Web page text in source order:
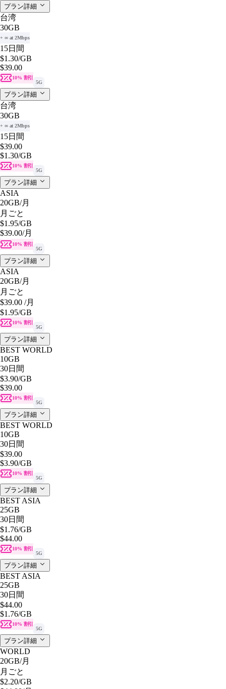
プラン詳細
台湾
30GB
+ ∞ at 2Mbps
15日間
$1.30/GB
$39.00
10% 割引
5G
プラン詳細
台湾
30GB
+ ∞ at 2Mbps
15日間
$39.00
$1.30/GB
10% 割引
5G
プラン詳細
ASIA
20GB/月
月ごと
$1.95/GB
$39.00/月
10% 割引
5G
プラン詳細
ASIA
20GB/月
月ごと
$39.00 /月
$1.95/GB
10% 割引
5G
プラン詳細
BEST WORLD
10GB
30日間
$3.90/GB
$39.00
10% 割引
5G
プラン詳細
BEST WORLD
10GB
30日間
$39.00
$3.90/GB
10% 割引
5G
プラン詳細
BEST ASIA
25GB
30日間
$1.76/GB
$44.00
10% 割引
5G
プラン詳細
BEST ASIA
25GB
30日間
$44.00
$1.76/GB
10% 割引
5G
プラン詳細
WORLD
20GB/月
月ごと
$2.20/GB